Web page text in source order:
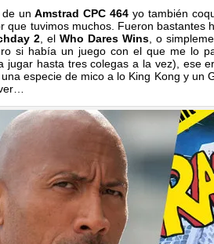
de unAmstrad CPC 464 yo también
que tuvimos muchos. Fueron bastantes
2 , el Who Dares Wins , o
si había un juego con el que me lo
jugar hasta tres colegas a la vez), ese
especie de mico a lo King Kong y un